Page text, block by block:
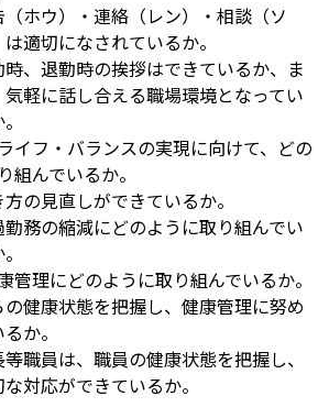
（ホウ）・連絡（レン）・相談（ソ
は適切になされているか。
時、退勤時の挨拶はできているか、ま
気軽に話し合える職場環境となってい
イフ・バランスの実現に向けて、どの
組んでいるか。
の見直しができているか。
勤務の縮減にどのように取り組んでい
管理にどのように取り組んでいるか。
の健康状態を把握し、健康管理に努め
か。
等職員は、職員の健康状態を把握し、
対応ができているか。